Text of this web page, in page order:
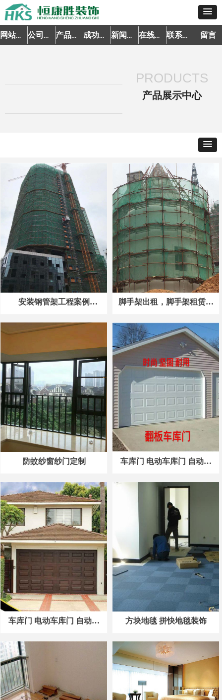
网站首页 公司简介 产品中心 成功案例 新闻资讯 在线预约 联系我们 留言
安装钢管架工程案例
脚手架出租，脚手架租赁，
装修外架施工架工程架出租
搭建
防蚊纱窗纱门定制
车库门 电动车库门 自动车
车库门 电动车库门 自动车
方块地毯 拼快地毯装饰
PRODUCTS
产品展示中心